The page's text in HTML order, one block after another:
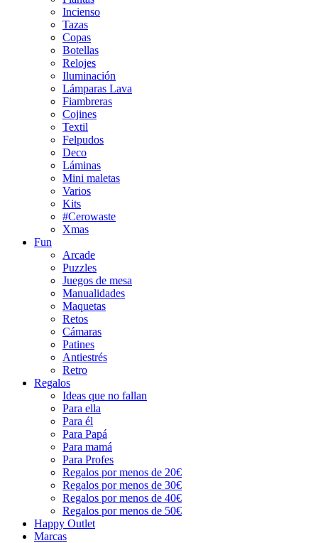
Incienso
Tazas
Copas
Botellas
Relojes
Iluminación
Lámparas Lava
Fiambreras
Cojines
Textil
Felpudos
Deco
Láminas
Mini maletas
Varios
Kits
#Cerowaste
Xmas
Fun
Arcade
Puzzles
Juegos de mesa
Manualidades
Maquetas
Retos
Cámaras
Patines
Antiestrés
Retro
Regalos
Ideas que no fallan
Para ella
Para él
Para Papá
Para mamá
Para Profes
Regalos por menos de 20€
Regalos por menos de 30€
Regalos por menos de 40€
Regalos por menos de 50€
Happy Outlet
Marcas